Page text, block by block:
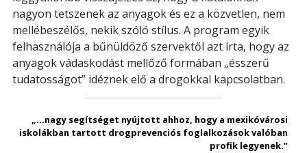
nagyon tetszenek az anyagok és ez a közvetlen, nem
mellébeszélős, nekik szóló stílus. A program egyik
felhasználója a bűnüldöző szervektől azt írta, hogy az
anyagok vádaskodást mellőző formában „ésszerű
tudatosságot” idéznek elő a drogokkal kapcsolatban.
„...nagy segítséget nyújtott ahhoz, hogy a mexikóvárosi
iskolákban tartott drogprevenciós foglalkozások valóban
profik legyenek.”